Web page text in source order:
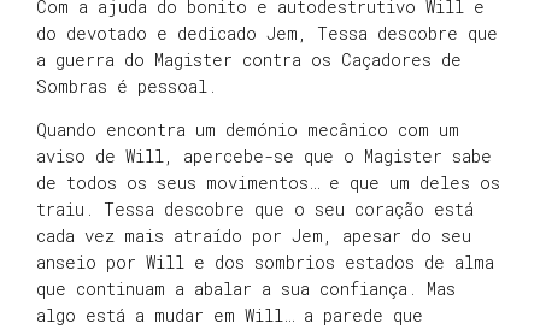
Com a ajuda do bonito e autodestrutivo Will e
do devotado e dedicado Jem, Tessa descobre que
a guerra do Magister contra os Caçadores de
Sombras é pessoal.
Quando encontra um demónio mecânico com um
aviso de Will, apercebe-se que o Magister sabe
de todos os seus movimentos… e que um deles os
traiu. Tessa descobre que o seu coração está
cada vez mais atraído por Jem, apesar do seu
anseio por Will e dos sombrios estados de alma
que continuam a abalar a sua confiança. Mas
algo está a mudar em Will… a parede que